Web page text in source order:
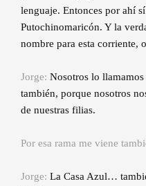
lenguaje. Entonces por ahí
Putochinomaricón. Y la
nombre para esta corriente,
Jorge: Nosotros lo
también, porque nosotros
de nuestras filias.
Por esa rama me viene
Jorge: La Casa Azul…